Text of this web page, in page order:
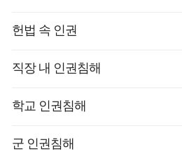
헌법 속 인권
직장 내 인권침해
학교 인권침해
군 인권침해